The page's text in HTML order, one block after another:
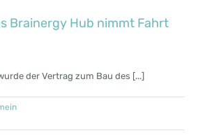
Brainergy Hub nimmt Fahrt
der Vertrag zum Bau des [...]